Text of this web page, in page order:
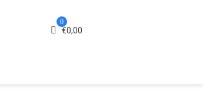
0
€0,00